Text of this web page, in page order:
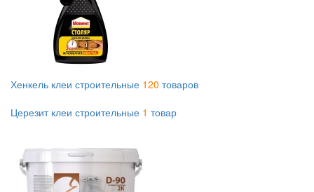
Хенкель клеи строительные 120 товаров
Церезит клеи строительные 1 товар